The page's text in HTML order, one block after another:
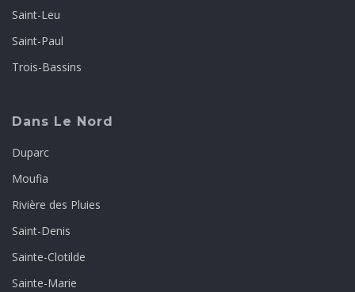
Saint-Leu
Saint-Paul
Trois-Bassins
Dans Le Nord
Duparc
Moufia
Rivière des Pluies
Saint-Denis
Sainte-Clotilde
Sainte-Marie